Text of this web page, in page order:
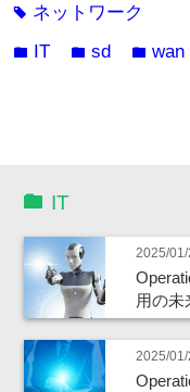
tag ネットワーク
folder IT foldersd folderwan
IT
2025/
用の未
2025/01/